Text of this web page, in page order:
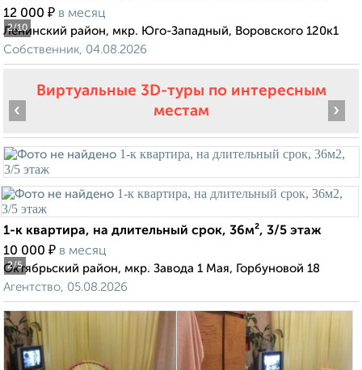
2/10
12 000 ₽ в месяц
Ленинский район, мкр. Юго-Западный, Воровского 120к1
Собственник, 04.08.2026
Виртуальные 3D-туры по интересным
местам
2/5
‹ ›
1-к квартира, на длительный срок, 36м², 3/5 этаж
10 000 ₽ в месяц
Октябрьский район, мкр. Завода 1 Мая, Горбуновой 18
Агентство, 05.08.2026